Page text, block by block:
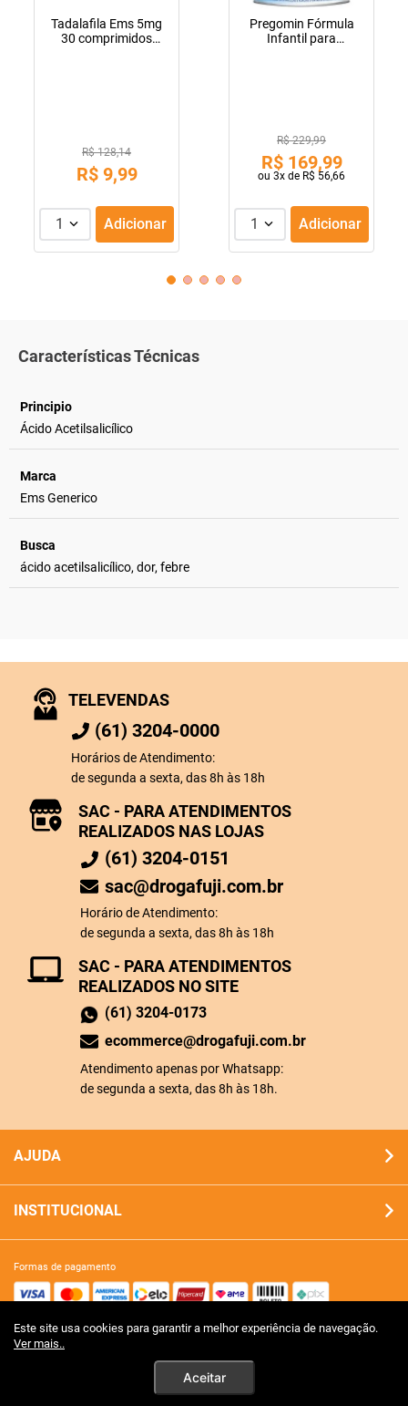
Este site usa cookies para garantir a melhor experiência de navegação.
Ver mais..
Aceitar
Tadalafila Ems 5mg
30 comprimidos
R$ 128,14
R$ 9,99
1 Adicionar
Pregomin Fórmula
Infantil para
R$ 229,99
R$ 169,99
ou 3x de R$ 56,66
1 Adicionar
Características Técnicas
Principio
Ácido Acetilsalicílico
Marca
Ems Generico
Busca
ácido acetilsalicílico, dor, febre
TELEVENDAS
(61) 3204-0000
Horários de Atendimento:
de segunda a sexta, das 8h às 18h
SAC - PARA ATENDIMENTOS
REALIZADOS NO SITE
(61) 3204-0173
ecommerce@drogafuji.com.br
Atendimento apenas por Whatsapp:
de segunda a sexta, das 8h às 18h.
SAC - PARA ATENDIMENTOS
REALIZADOS NAS LOJAS
(61) 3204-0151
sac@drogafuji.com.br
Horário de Atendimento:
de segunda a sexta, das 8h às 18h
AJUDA
INSTITUCIONAL
formas de pagamento
site 100% seguro